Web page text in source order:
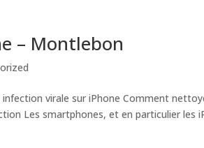
– Montlebon
virale sur iPhone Comment
Les smartphones, et en particulier les